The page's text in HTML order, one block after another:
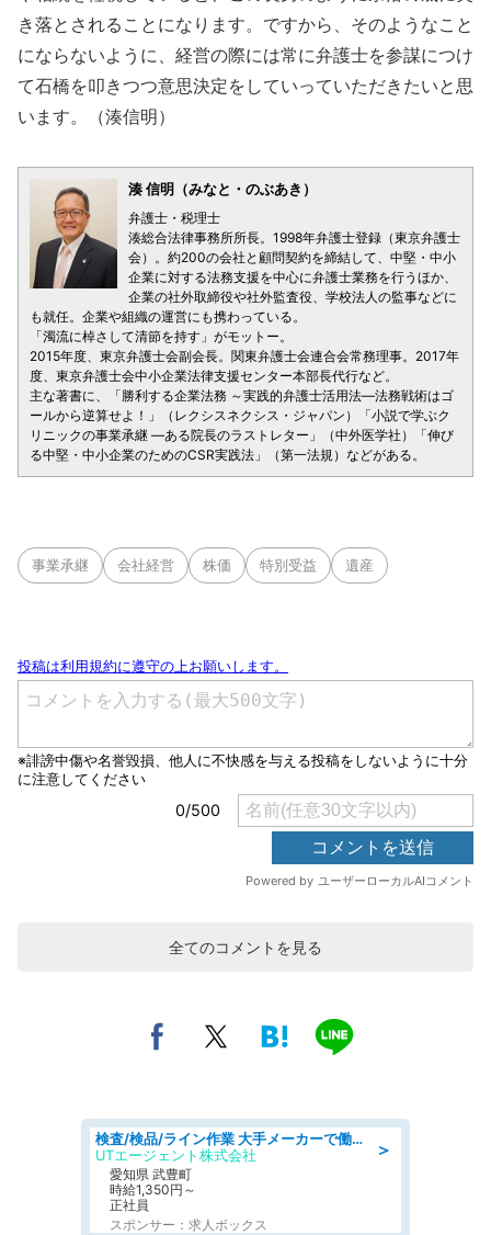
き落とされることになります。ですから、そのようなこと
にならないように、経営の際には常に弁護士を参謀につけ
て石橋を叩きつつ意思決定をしていっていただきたいと思
います。（湊信明）
湊 信明（みなと・のぶあき）
弁護士・税理士
湊総合法律事務所所長。1998年弁護士登録（東京弁護士
会）。約200の会社と顧問契約を締結して、中堅・中小
企業に対する法務支援を中心に弁護士業務を行うほか、
企業の社外取締役や社外監査役、学校法人の監事などに
も就任。企業や組織の運営にも携わっている。
「濁流に棹さして清節を持す」がモットー。
2015年度、東京弁護士会副会長。関東弁護士会連合会常務理事。2017年
度、東京弁護士会中小企業法律支援センター本部長代行など。
主な著書に、「勝利する企業法務 ～実践的弁護士活用法―法務戦術はゴ
ールから逆算せよ！」（レクシスネクシス・ジャパン）「小説で学ぶク
リニックの事業承継 ―ある院長のラストレター」（中外医学社）「伸び
る中堅・中小企業のためのCSR実践法」（第一法規）などがある。
事業承継 会社経営 株価 特別受益 遺産
全てのコメントを見る
＞
検査/検品/ライン作業 大手メーカーで働ける 土日祝休 月収28万円可 未経験OK
UTエージェント株式会社
愛知県 武豊町
時給1,350円～
正社員
スポンサー：求人ボックス